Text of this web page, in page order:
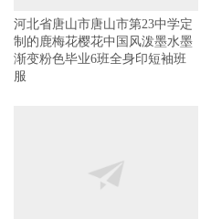
渐变粉色毕业6班全身印短袖班
服